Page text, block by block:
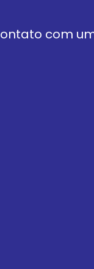
com